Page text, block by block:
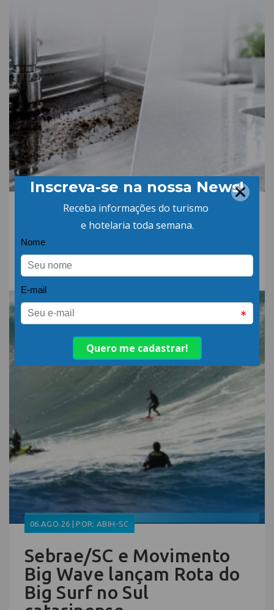
06.AGO.26 | POR: ABIH-SC
Qual a diferença entre
detergente alcalino e
neutro?
06.AGO.26 | POR: ABIH-SC
Sebrae/SC e Movimento
Big Wave lançam Rota do
Big Surf no Sul